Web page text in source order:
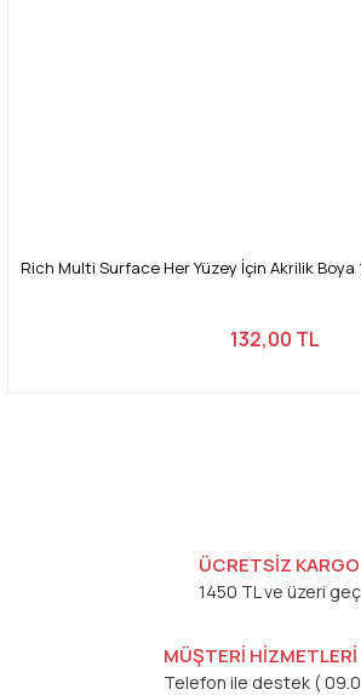
Rich Multi Surface Her Yüzey İçin Akrilik Boya
132,00 TL
ÜCRETSİZ KARGO
1450 TL ve üzeri
MÜŞTERİ HİZMETLERİ
Telefon ile destek (